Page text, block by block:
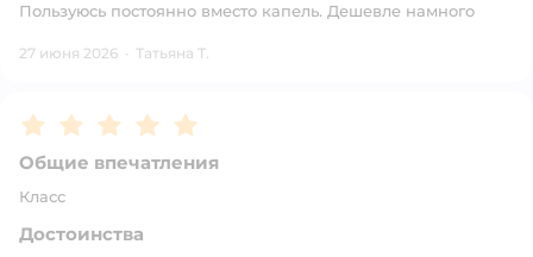
Пользуюсь постоянно вместо капель. Дешевле намного
27 июня 2026 · Татьяна Т.
Рейтинг:5
Общие впечатления
Класс
Достоинства